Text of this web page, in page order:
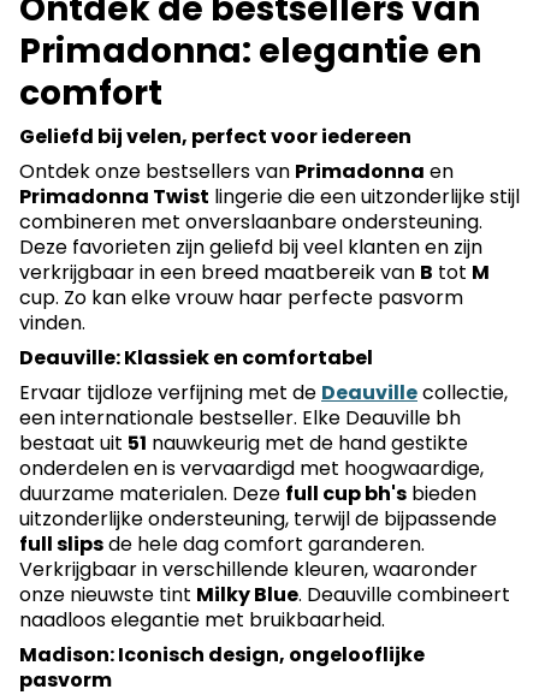
Primadonna: elegantie en
comfort
Geliefd bij velen, perfect voor iedereen
Ontdek onze bestsellers van Primadonna en
Primadonna Twist lingerie die een uitzonderlijke stijl
combineren met onverslaanbare ondersteuning.
Deze favorieten zijn geliefd bij veel klanten en zijn
verkrijgbaar in een breed maatbereik van B tot M
cup. Zo kan elke vrouw haar perfecte pasvorm
vinden.
Deauville: Klassiek en comfortabel
Ervaar tijdloze verfijning met de Deauvillecollectie,
een internationale bestseller. Elke Deauville bh
bestaat uit 51 nauwkeurig met de hand gestikte
onderdelen en is vervaardigd met hoogwaardige,
duurzame materialen. Deze full cup bh's bieden
uitzonderlijke ondersteuning, terwijl de bijpassende
full slipsde hele dag comfort garanderen.
Verkrijgbaar in verschillende kleuren, waaronder
onze nieuwste tint Milky Blue. Deauville combineert
naadloos elegantie met bruikbaarheid.
Madison: Iconisch design, ongelooflijke
pasvorm